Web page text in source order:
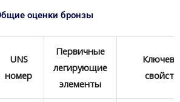
оценки бронзы
UNS
номер
Первичные
легирующие
элементы